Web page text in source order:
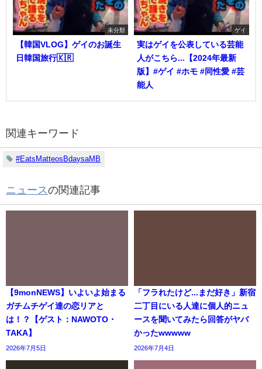
未分類
【韓国VLOG】ゲイのお誕生
日韓国旅行🇰🇷
ゲイ
実はゲイを公表している芸能
人がこちら...【2024年最新
版】#ゲイ #ホモ #同性愛 #芸
能人
関連キーワード
#EatsMatteosBdaysaMB
ニュースの関連記事
【9monNEWS】いよいよ始まる
ガチムチゲイ達の恋リアと
は！？【ゲスト：NAWOTO・
TAKA】
2026年7月5日
「フラれたけど...まだ好き」新宿
二丁目にいる人達に個人的ニュ
ースを聞いてみたら回答がヤバ
かったwwwww
2026年7月4日